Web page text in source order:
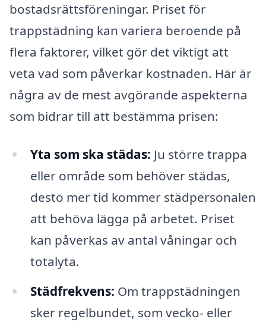
bostadsrättsföreningar. Priset för
trappstädning kan variera beroende på
flera faktorer, vilket gör det viktigt att
veta vad som påverkar kostnaden. Här är
några av de mest avgörande aspekterna
som bidrar till att bestämma prisen:
Yta som ska städas: Ju större trappa
eller område som behöver städas,
desto mer tid kommer städpersonalen
att behöva lägga på arbetet. Priset
kan påverkas av antal våningar och
totalyta.
Städfrekvens: Om trappstädningen
sker regelbundet, som vecko- eller